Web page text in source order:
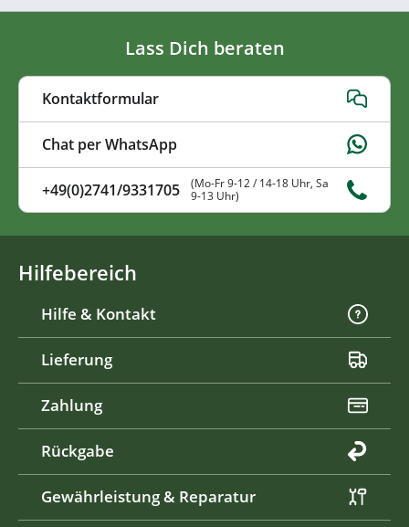
Lass Dich beraten
Kontaktformular
Chat per WhatsApp
+49(0)2741/9331705
(Mo-Fr 9-12 / 14-18 Uhr, Sa
9-13 Uhr)
Hilfebereich
Hilfe & Kontakt
Lieferung
Zahlung
Rückgabe
Gewährleistung & Reparatur